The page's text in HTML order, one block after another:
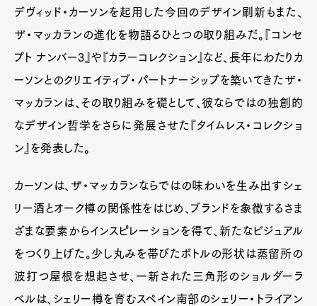
デヴィッド・カーソンを起用した今回のデザイン刷新もまた、
ザ・マッカランの進化を物語るひとつの取り組みだ。『コンセ
プト ナンバー3』や『カラーコレクション』など、長年にわたりカ
ーソンとのクリエイティブ・パートナーシップを築いてきたザ・
マッカランは、その取り組みを礎として、彼ならではの独創的
なデザイン哲学をさらに発展させた『タイムレス・コレクショ
ン』を発表した。
カーソンは、ザ・マッカランならではの味わいを生み出すシェ
リー酒とオーク樽の関係性をはじめ、ブランドを象徴するさま
ざまな要素からインスピレーションを得て、新たなビジュアル
をつくり上げた。少し丸みを帯びたボトルの形状は蒸留所の
波打つ屋根を想起させ、一新された三角形のショルダーラ
ベルは、シェリー樽を育むスペイン南部のシェリー・トライアン